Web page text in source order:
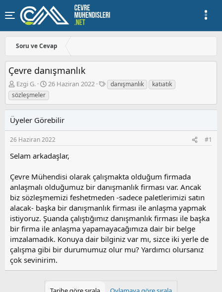
Soru ve Cevap
Çevre danışmanlık
K
o
n
u
y
u
b
a
ş
t
a
n
Ezgi G.
B
a
ş
l
a
g
ı
ç
r
i
h
i
26 Haziran 2022
E
t
k
e
danışmanlık
katıatık
sözleşmeler
Üyeler Görebilir
26 Haziran 2022 #1
Selam arkadaşlar,
Çevre Mühendisi olarak çalışmakta olduğum firmada
anlaşmalı olduğumuz bir danışmanlık firması var. Ancak
biz sözleşmemizi feshetmeden -sadece paletlerimizi satın
alacak- başka bir danışmanlık firması ile anlaşma yapmak
istiyoruz. Şuanda çalıştığımız danışmanlık firması ile başka
bir firma ile anlaşma yapamayacağımıza dair bir belge
imzalamadık. Konuya dair bilginiz var mı, sizce iki yerle de
çalışma gibi bir durumumuz olur mu? Yardımcı olursanız
çok sevinirim.